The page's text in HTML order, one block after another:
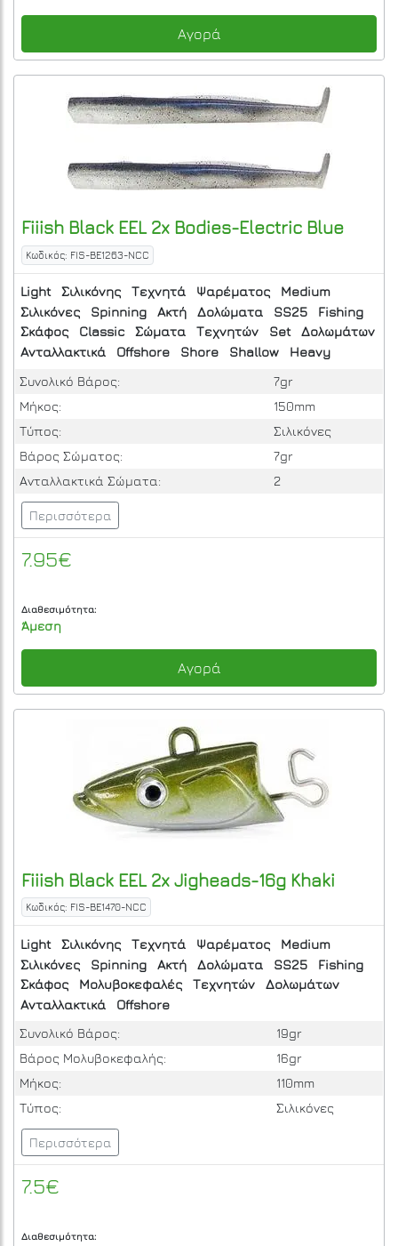
Αγορά
Fiiish Black EEL 2x Bodies-Electric Blue
Κωδικός: FIS-BE1263-NCC
Light Σιλικόνης Τεχνητά Ψαρέματος
Medium
Σιλικόνες
Spinning Ακτή Δολώματα SS25
Fishing
Σκάφος
Classic Σώματα Τεχνητών Set
Δολωμάτων
Ανταλλακτικά
Offshore Shore Shallow
Heavy
Συνολικό Βάρος:
7gr
Μήκος:
150mm
Τύπος:
Σιλικόνες
Βάρος Σώματος:
7gr
Ανταλλακτικά Σώματα:
2
Περισσότερα
7.95€
Διαθεσιμότητα:
Άμεση
Αγορά
Fiiish Black EEL 2x Jigheads-16g Khaki
Κωδικός: FIS-BE1470-NCC
Light Σιλικόνης Τεχνητά Ψαρέματος
Medium
Σιλικόνες
Spinning Ακτή Δολώματα SS25
Fishing
Σκάφος
Μολυβοκεφαλές Τεχνητών
Δολωμάτων
Ανταλλακτικά
Offshore
Συνολικό Βάρος:
19gr
Βάρος Μολυβοκεφαλής:
16gr
Μήκος:
110mm
Τύπος:
Σιλικόνες
Περισσότερα
7.5€
Διαθεσιμότητα: